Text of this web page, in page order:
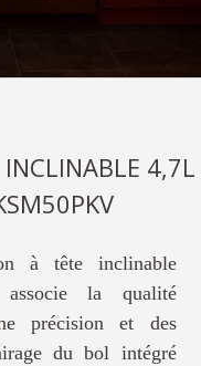
INCLINABLE 4,7L
à tête inclinable
la qualité
précision et des
du bol intégré